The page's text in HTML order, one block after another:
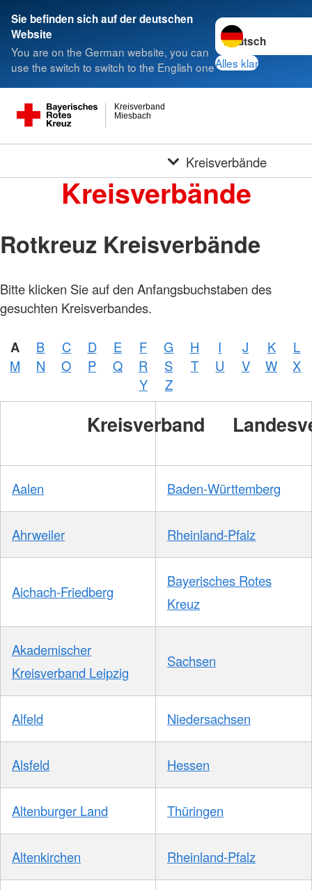
Sie befinden sich auf der deutschen
Website
You are on the German website, you can
use the switch to switch to the English one
Sprache wechseln
Alles klar
Miesbach
Kreisverband
Kreisverbände
Kreisverbände
Rotkreuz Kreisverbände
Bitte klicken Sie auf den Anfangsbuchstaben des
gesuchten Kreisverbandes.
A B C D E F G H I J K
L
M
N O P Q R S T U V W
X
Y
Z
Kreisverband
Aalen Baden-Württemberg
Ahrweiler Rheinland-Pfalz
Aichach-Friedberg
Bayerisches Rotes
Kreuz
Akademischer
Kreisverband Leipzig
Sachsen
Alfeld Niedersachsen
Alsfeld Hessen
Altenburger Land Thüringen
Altenkirchen Rheinland-Pfalz